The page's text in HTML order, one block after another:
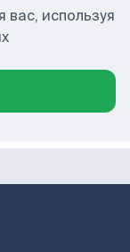
используя